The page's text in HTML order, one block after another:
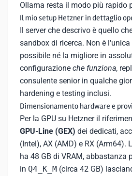
Ollama resta il modo più rapido
Il mio setup Hetzner in dettaglio
Il server che descrivo è quello
sandbox di ricerca. Non è
possibile né la migliore in
configurazione che funziona,
consulente senior in qualche
hardening e testing inclusi.
Dimensionamento hardware e
Per la GPU su Hetzner il
GPU-Line (GEX) dei dedicati,
(Intel), AX (AMD) e RX (Arm64).
ha 48 GB di VRAM, abbastanza
in Q4_K_M (circa 42 GB)